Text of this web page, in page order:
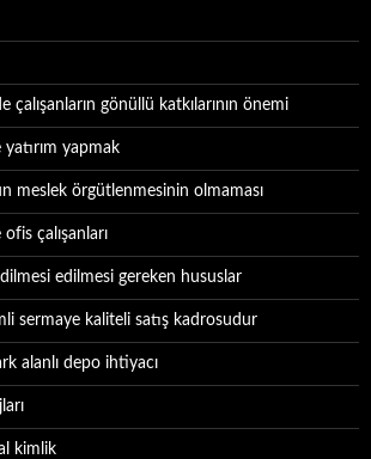
çalışanların gönüllü katkılarının önemi
yapmak
meslek örgütlenmesinin olmaması
çalışanları
edilmesi gereken hususlar
sermaye kaliteli satış kadrosudur
alanlı depo ihtiyacı
kimlik